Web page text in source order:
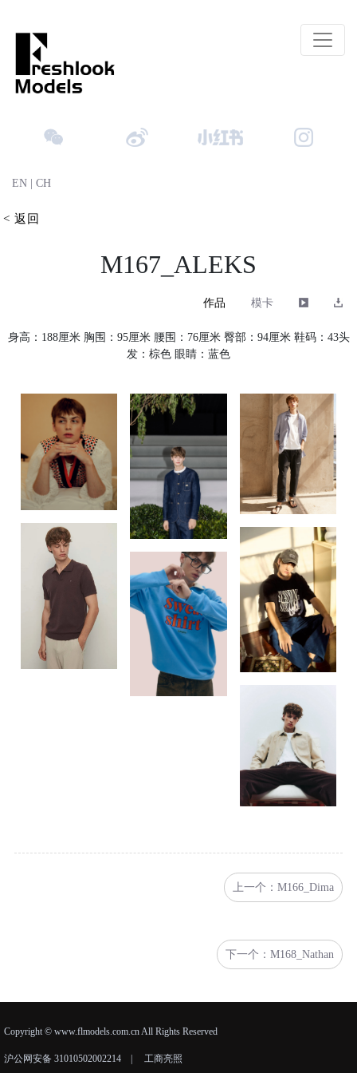
EN | CH
< 返回
M167_ALEKS
作品 模卡
身高：188厘米 胸围：95厘米 腰围：76厘米 臀部：94厘米 鞋码：43头
发：棕色 眼睛：蓝色
上一个：M166_Dima
下一个：M168_Nathan
Copyright © www.flmodels.com.cn All Rights Reserved
沪公网安备 31010502002214 | 工商亮照